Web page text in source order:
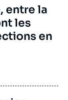
entre la
les
en